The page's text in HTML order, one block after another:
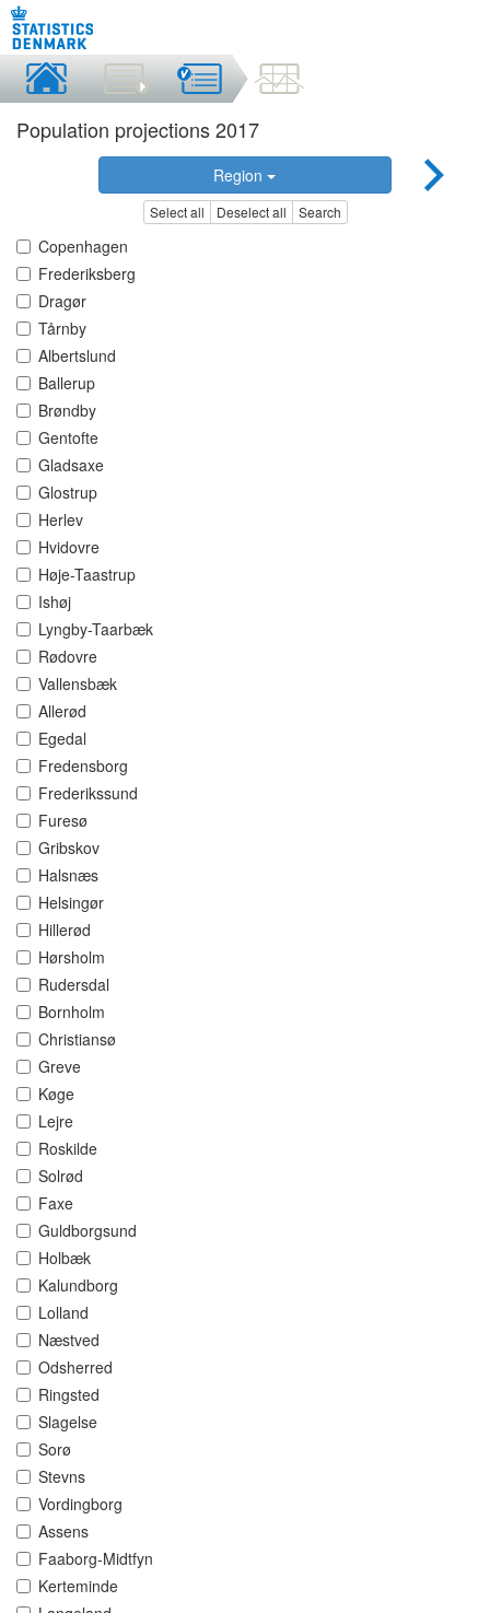
Population projections 2017
Region
Select all Deselect all Search
Copenhagen
Frederiksberg
Dragør
Tårnby
Albertslund
Ballerup
Brøndby
Gentofte
Gladsaxe
Glostrup
Herlev
Hvidovre
Høje-Taastrup
Ishøj
Lyngby-Taarbæk
Rødovre
Vallensbæk
Allerød
Egedal
Fredensborg
Frederikssund
Furesø
Gribskov
Halsnæs
Helsingør
Hillerød
Hørsholm
Rudersdal
Bornholm
Christiansø
Greve
Køge
Lejre
Roskilde
Solrød
Faxe
Guldborgsund
Holbæk
Kalundborg
Lolland
Næstved
Odsherred
Ringsted
Slagelse
Sorø
Stevns
Vordingborg
Assens
Faaborg-Midtfyn
Kerteminde